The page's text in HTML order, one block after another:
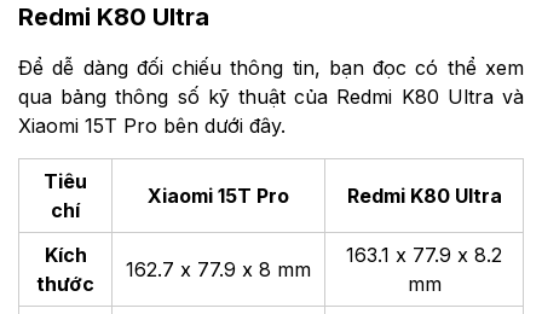
Redmi K80 Ultra
Để dễ dàng đối chiếu thông tin, bạn đọc có thể xem
qua bảng thông số kỹ thuật của Redmi K80 Ultra và
Xiaomi 15T Pro bên dưới đây.
Tiêu
chí
Xiaomi 15T Pro Redmi K80 Ultra
Kích
thước
162.7 x 77.9 x 8 mm
163.1 x 77.9 x 8.2
mm